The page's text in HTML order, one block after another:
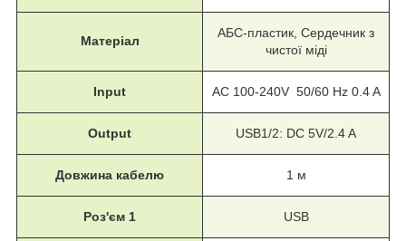
Матеріал
АБС-пластик, Сердечник з
чистої міді
Input AC 100-240V 50/60 Hz 0.4 A
Output USB1/2: DC 5V/2.4 A
Довжина кабелю 1 м
Роз'єм 1 USB